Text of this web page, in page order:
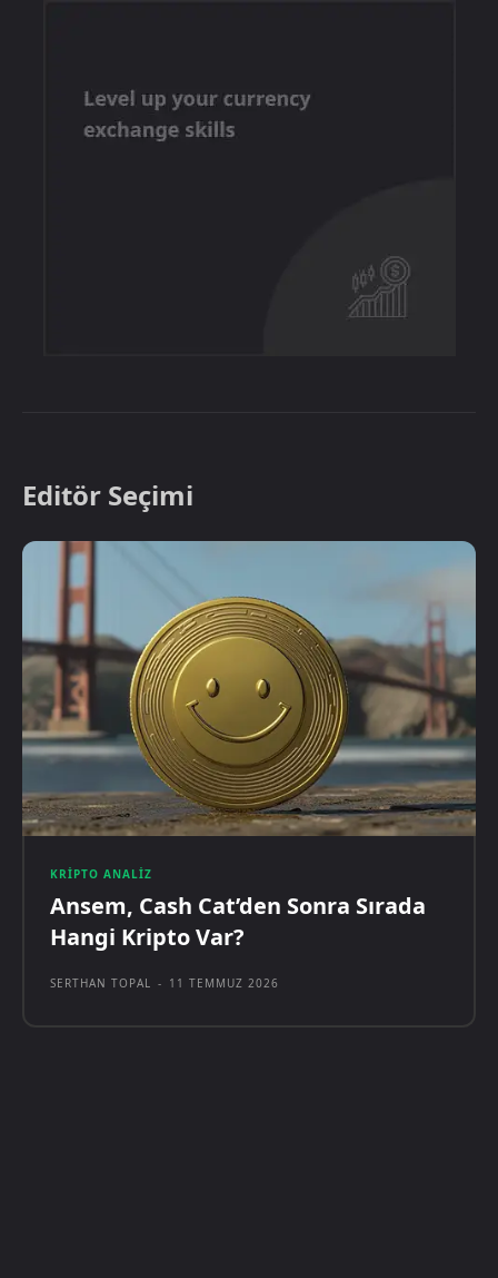
Editör Seçimi
KRIPTO ANALIZ
Ansem, Cash Cat’den Sonra Sırada
Hangi Kripto Var?
SERTHAN TOPAL - 11 TEMMUZ 2026